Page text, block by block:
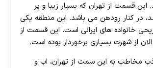
قسمت از تهران که بسیار زیبا و پر
در کنار رودهن می باشد. این منطقه یکی
خانواده های ایرانی است. این قسمت از
از شهرت بسیاری برخوردار بوده است.
مخاطب به این سمت از تهران، اب و